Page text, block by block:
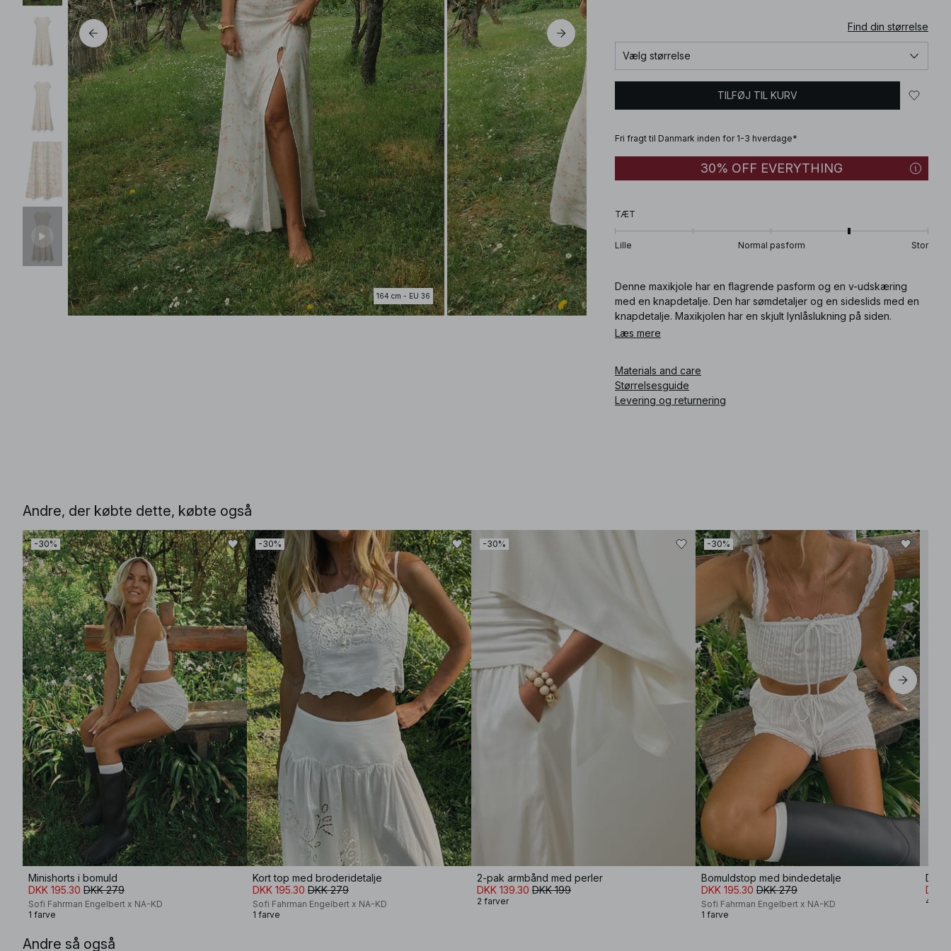
164 cm - EU 36
Find din størrelse
Vælg størrelse
TILFØJ TIL KURV
Fri fragt til Danmark inden for 1-3 hverdage*
30% OFF EVERYTHING
TÆT
Lille Normal pasform Stor
Denne maxikjole har en flagrende pasform og en v-udskæring
med en knapdetalje. Den har sømdetaljer og en sideslids med en
knapdetalje. Maxikjolen har en skjult lynlåslukning på siden.
Læs mere
Materials and care
Størrelsesguide
Levering og returnering
Andre, der købte dette, købte også
-30%
Minishorts i bomuld
DKK 195.30 DKK 279
Sofi Fahrman Engelbert x NA-KD
1 farve
-30%
Kort top med broderidetalje
DKK 195.30 DKK 279
Sofi Fahrman Engelbert x NA-KD
1 farve
-30%
2-pak armbånd med perler
DKK 139.30 DKK 199
2 farver
-30%
Bomuldstop med bindedetalje
DKK 195.30 DKK 279
Sofi Fahrman Engelbert x NA-KD
1 farve
DKK
4
Andre så også